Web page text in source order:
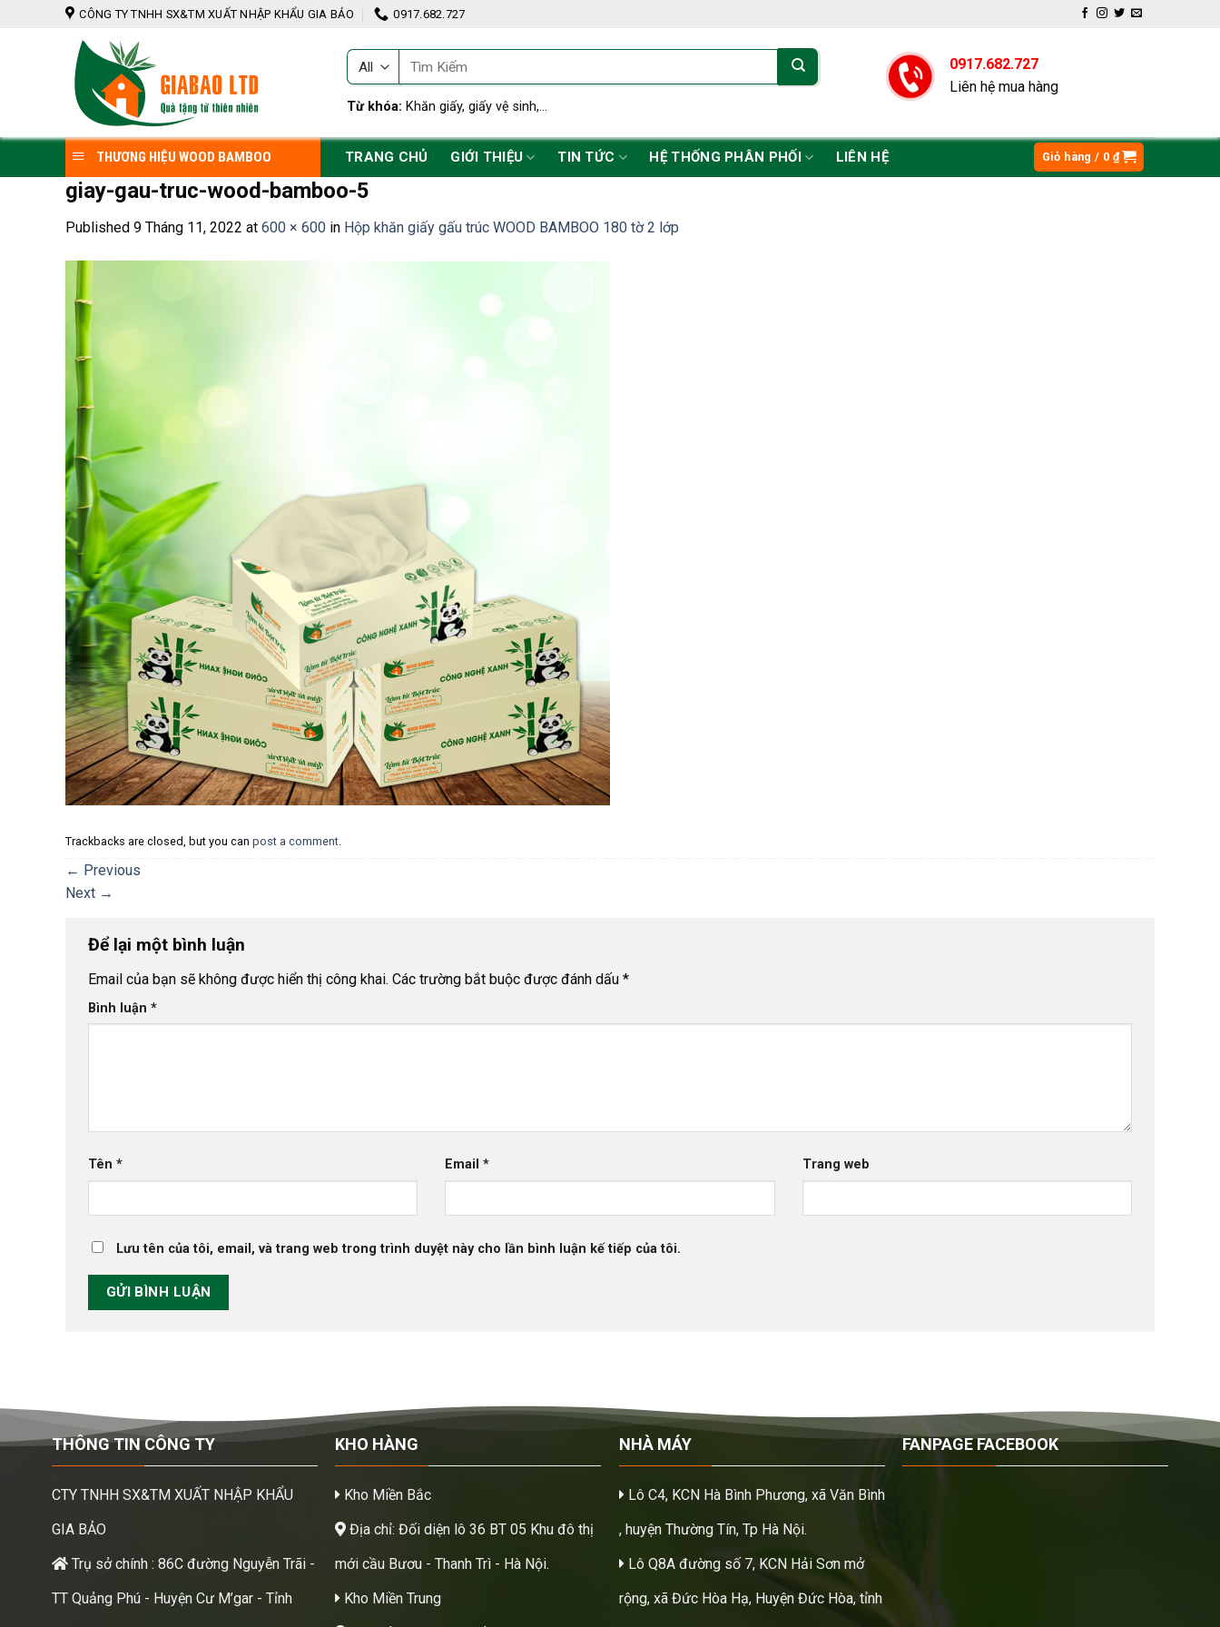
CÔNG TY TNHH SX&TM XUẤT NHẬP KHẨU GIA BẢO 0917.682.727
Tìm
Từ khóa: Khăn giấy, giấy vệ sinh,...
0917.682.727
Liên hệ mua hàng
THƯƠNG HIỆU WOOD BAMBOO TRANG CHỦ GIỚI THIỆU TIN TỨC HỆ THỐNG PHÂN PHỐI LIÊN HỆ Giỏ hàng / 0 ₫
giay-gau-truc-wood-bamboo-5
Published 9 Tháng 11, 2022 at 600 × 600 in Hộp khăn giấy gấu trúc WOOD BAMBOO 180 tờ 2 lớp
Trackbacks are closed, but you can post a comment.
← Previous
Next →
Để lại một bình luận
Email của bạn sẽ không được hiển thị công khai. Các trường bắt buộc được đánh dấu *
Bình luận *
Tên * Email* Trang web
Lưu tên của tôi, email, và trang web trong trình duyệt này cho lần bình luận kế tiếp của tôi.
THÔNG TIN CÔNG TY
CTY TNHH SX&TM XUẤT NHẬP KHẨU
GIA BẢO
Trụ sở chính : 86C đường Nguyễn Trãi -
TT Quảng Phú - Huyện Cư M’gar - Tỉnh
KHO HÀNG
Kho Miền Bắc
Địa chỉ: Đối diện lô 36 BT 05 Khu đô thị
mới cầu Bươu - Thanh Trì - Hà Nội.
Kho Miền Trung
NHÀ MÁY
Lô C4, KCN Hà Bình Phương, xã Văn Bình
, huyện Thường Tín, Tp Hà Nội.
Lô Q8A đường số 7, KCN Hải Sơn mở
rộng, xã Đức Hòa Hạ, Huyện Đức Hòa, tỉnh
FANPAGE FACEBOOK